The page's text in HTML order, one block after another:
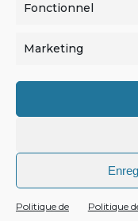
Fonctionnel
Marketing
Politique de
Politique
LES EXCLUS
POLITIQUE